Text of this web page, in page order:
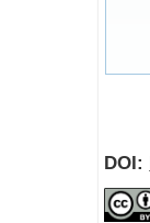
DOI: